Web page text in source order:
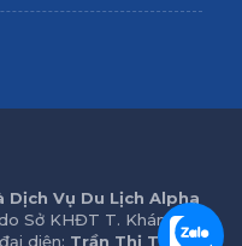
Dịch Vụ Du Lịch Alpha
Sở KHĐT T. Khánh Hòa
diện: Trần Thị Trinh